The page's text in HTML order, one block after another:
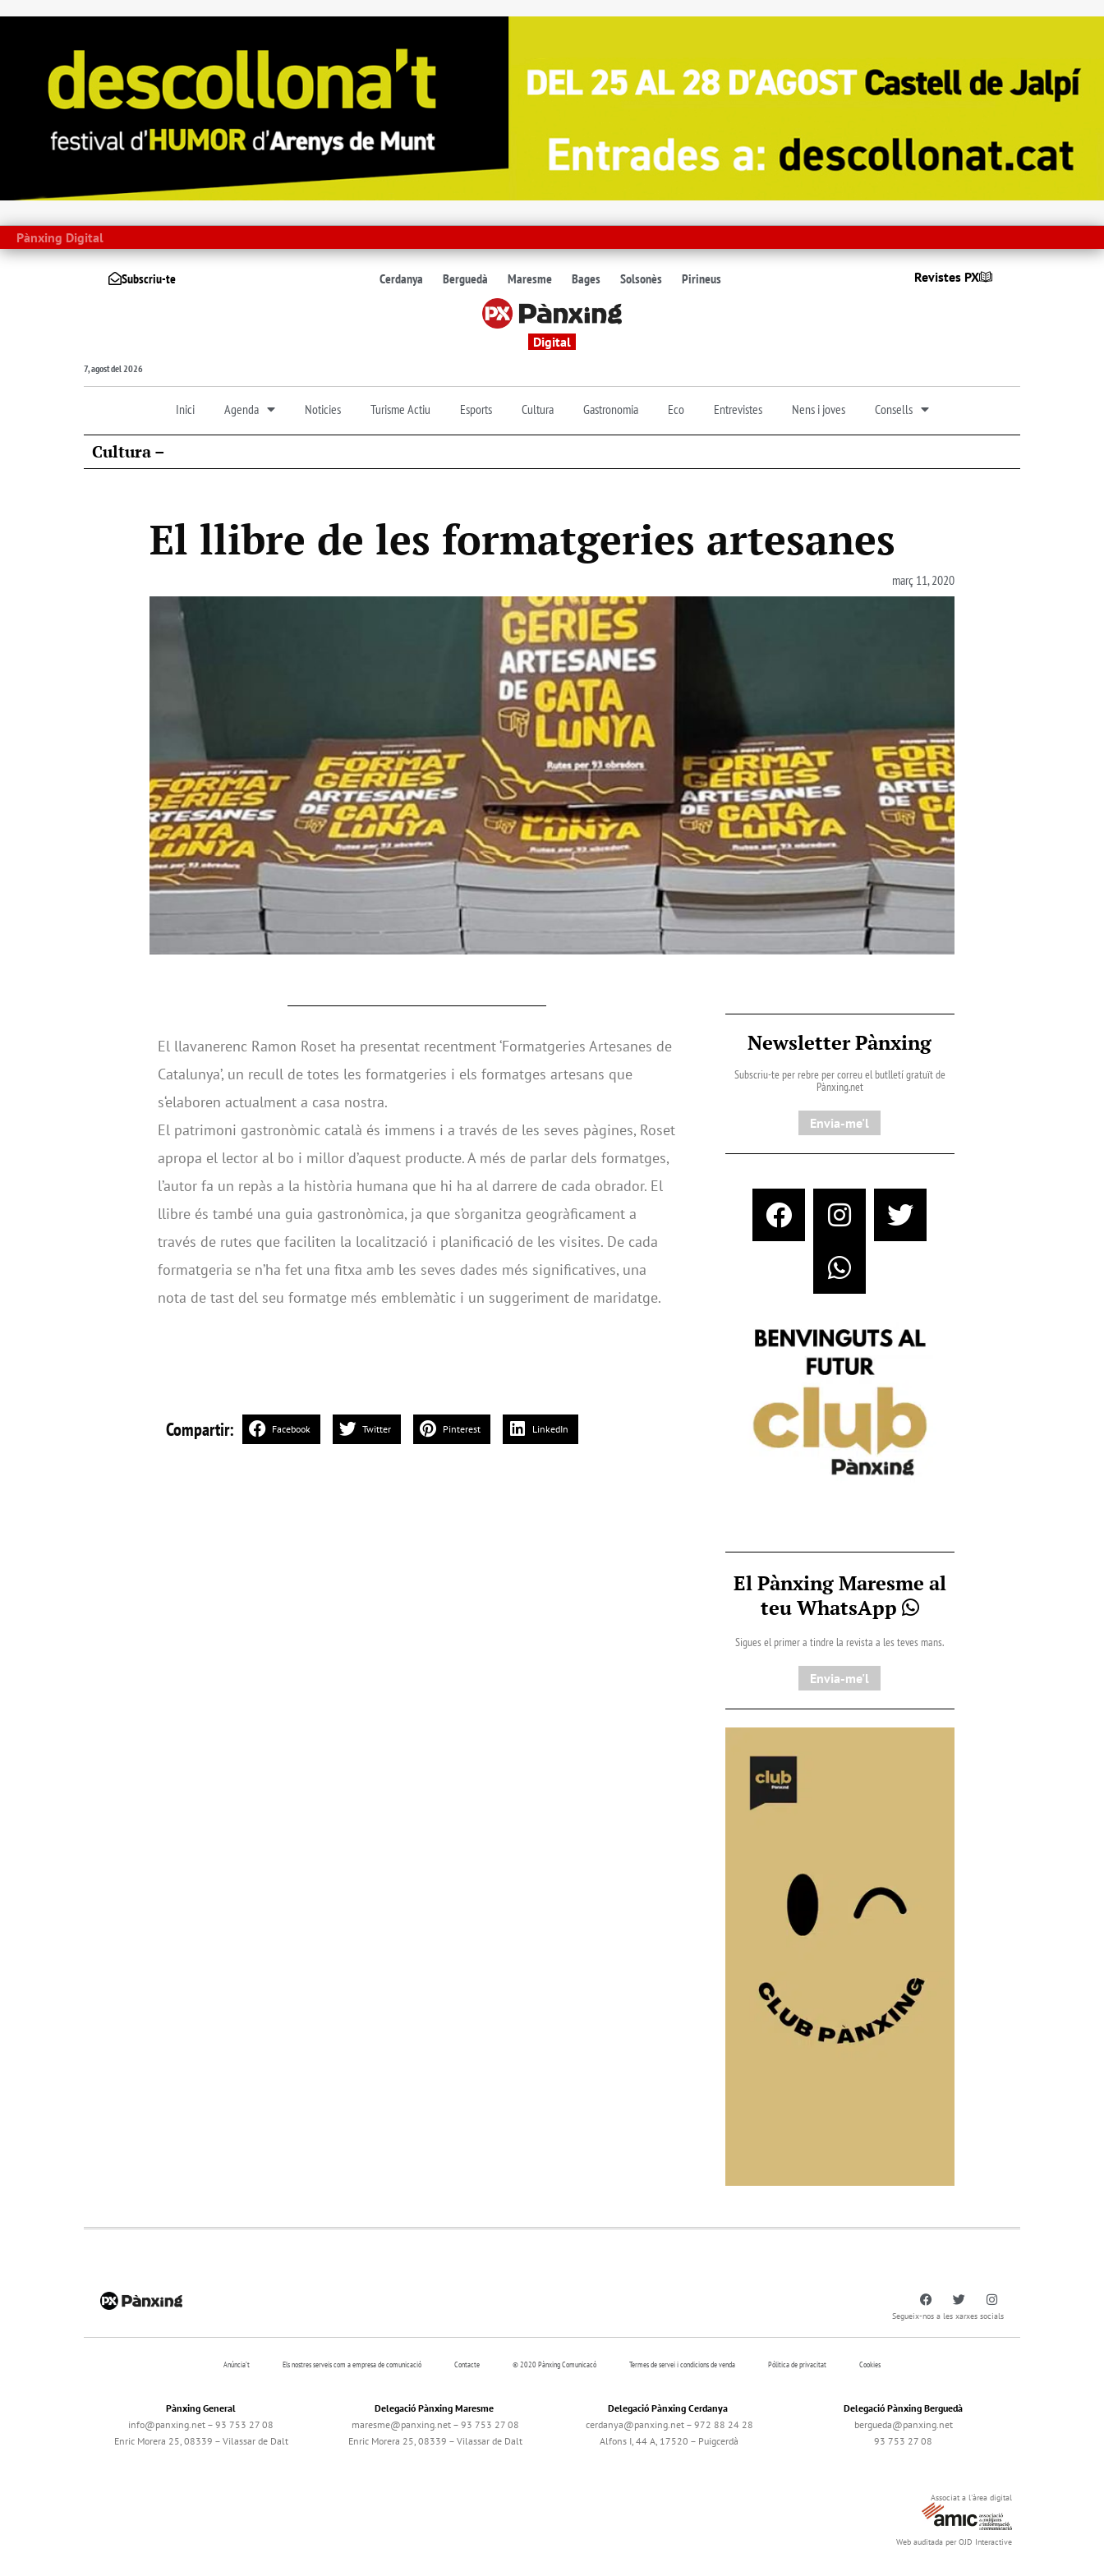
Pànxing Digital
Subscriu-te Cerdanya Berguedà Maresme Bages Solsonès Pirineus Revistes PX
Digital
7, agost del 2026
Inici Agenda Noticies Turisme Actiu Esports Cultura Gastronomia Eco Entrevistes Nens i joves Consells
Cultura –
El llibre de les formatgeries artesanes
març 11, 2020
El llavanerenc Ramon Roset ha presentat recentment ‘Formatgeries Artesanes de
Catalunya’, un recull de totes les formatgeries i els formatges artesans que
s‘elaboren actualment a casa nostra.
El patrimoni gastronòmic català és immens i a través de les seves pàgines, Roset
apropa el lector al bo i millor d’aquest producte. A més de parlar dels formatges,
l’autor fa un repàs a la història humana que hi ha al darrere de cada obrador. El
llibre és també una guia gastronòmica, ja que s’organitza geogràficament a
través de rutes que faciliten la localització i planificació de les visites. De cada
formatgeria se n’ha fet una fitxa amb les seves dades més significatives, una
nota de tast del seu formatge més emblemàtic i un suggeriment de maridatge.
Compartir: Facebook Twitter Pinterest LinkedIn
Newsletter Pànxing
Subscriu-te per rebre per correu el butlletí gratuït de
Pànxing.net​
Envia-me'l
El Pànxing Maresme al
teu WhatsApp
Sigues el primer a tindre la revista a les teves mans.
Envia-me'l
Segueix-nos a les xarxes socials
Anúncia’t Els nostres serveis com a empresa de comunicació Contacte © 2020 Pànxing Comunicacó Termes de servei i condicions de venda Pólitica de privacitat Cookies
Pànxing General
info@panxing.net – 93 753 27 08
Enric Morera 25, 08339 – Vilassar de Dalt
Delegació Pànxing Maresme
maresme@panxing.net – 93 753 27 08
Enric Morera 25, 08339 – Vilassar de Dalt
Delegació Pànxing Cerdanya
cerdanya@panxing.net – 972 88 24 28
Alfons I, 44 A, 17520 – Puigcerdà
Delegació Pànxing Berguedà
bergueda@panxing.net
93 753 27 08
Associat a l'àrea digital
Web auditada per OJD Interactive